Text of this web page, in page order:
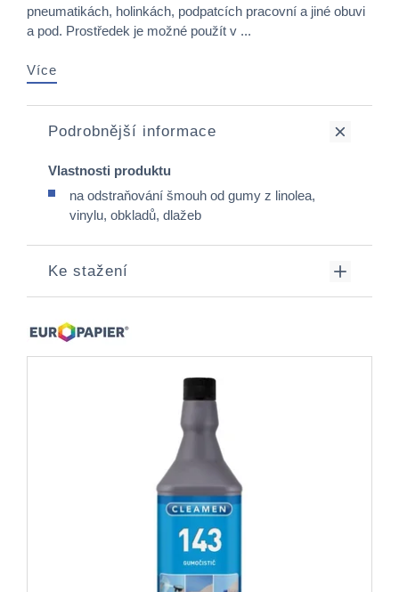
pneumatikách, holinkách, podpatcích pracovní a jiné obuvi
a pod. Prostředek je možné použít v ...
Více
Podrobnější informace
Vlastnosti produktu
na odstraňování šmouh od gumy z linolea,
vinylu, obkladů, dlažeb
Ke stažení